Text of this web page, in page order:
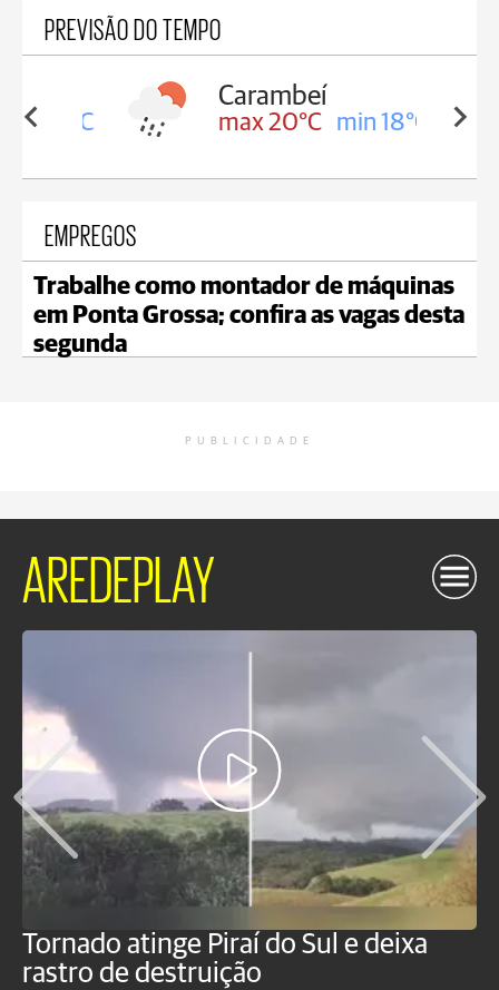
PREVISÃO DO TEMPO
18°C
Carambeí
max 20°C min 18°C
EMPREGOS
Trabalhe como montador de máquinas
em Ponta Grossa; confira as vagas desta
segunda
PUBLICIDADE
AREDEPLAY
Tornado atinge Piraí do Sul e deixa
rastro de destruição